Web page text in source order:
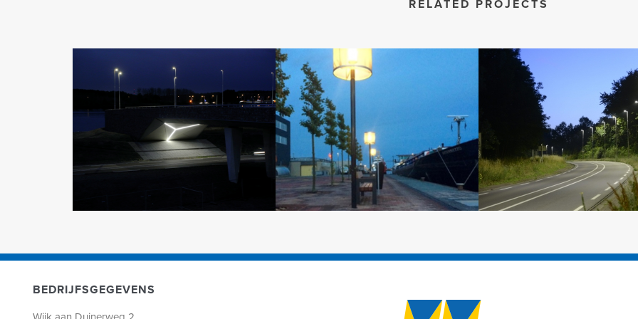
RELATED PROJECTS
BEDRIJFSGEGEVENS